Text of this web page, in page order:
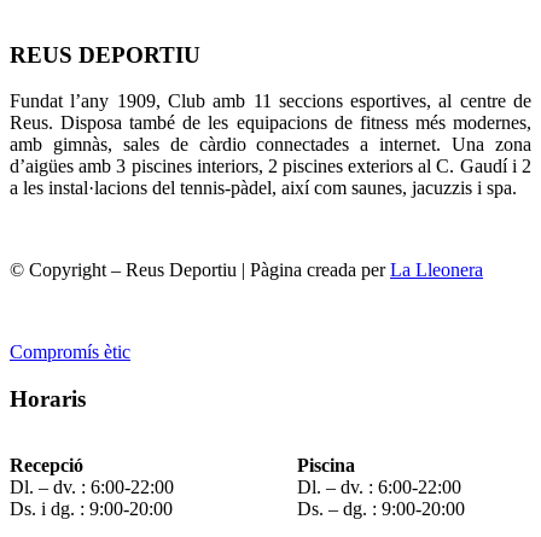
REUS DEPORTIU
Fundat l’any 1909, Club amb 11 seccions esportives, al centre de
Reus. Disposa també de les equipacions de fitness més modernes,
amb gimnàs, sales de càrdio connectades a internet. Una zona
d’aigües amb 3 piscines interiors, 2 piscines exteriors al C. Gaudí i 2
a les instal·lacions del tennis-pàdel, així com saunes, jacuzzis i spa.
© Copyright – Reus Deportiu | Pàgina creada perLa Lleonera
Compromís ètic
Horaris
Recepció
Dl. – dv. : 6:00-22:00
Ds. i dg. : 9:00-20:00
Piscina
Dl. – dv. : 6:00-22:00
Ds. – dg. : 9:00-20:00